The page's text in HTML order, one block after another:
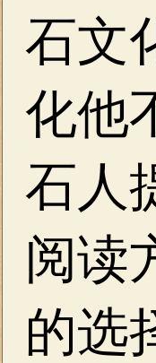
石文
化他
石人
阅读
的选